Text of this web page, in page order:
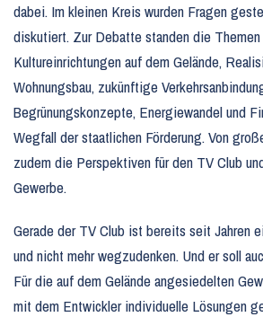
dabei. Im kleinen Kreis wurden Fragen
diskutiert. Zur Debatte standen die
Kultureinrichtungen auf dem Gelände,
Wohnungsbau, zukünftige
Begrünungskonzepte, Energiewandel und
Wegfall der staatlichen Förderung. Von
zudem die Perspektiven für den TV Club
Gewerbe.
Gerade der TV Club ist bereits seit Jahren
und nicht mehr wegzudenken. Und er soll
Für die auf dem Gelände angesiedelten
mit dem Entwickler individuelle Lösungen